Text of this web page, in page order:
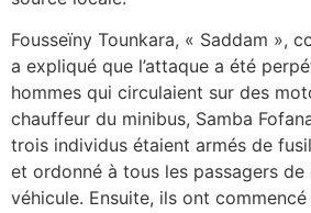
Fousseïny Tounkara, « Saddam »,
a expliqué que l’attaque a été
hommes qui circulaient sur des
chauffeur du minibus, Samba
trois individus étaient armés de
et ordonné à tous les passagers de
véhicule. Ensuite, ils ont